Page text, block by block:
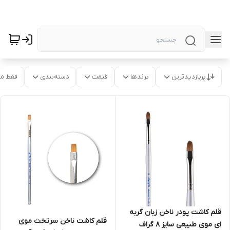
پربازدیدترین برندها قیمت دسته‌بندی فقط
قلم کاشت پودر ناخن زبان گربه
ای موی طبیعی سایز 8 گراف
قلم کاشت ناخن سرتخت موی